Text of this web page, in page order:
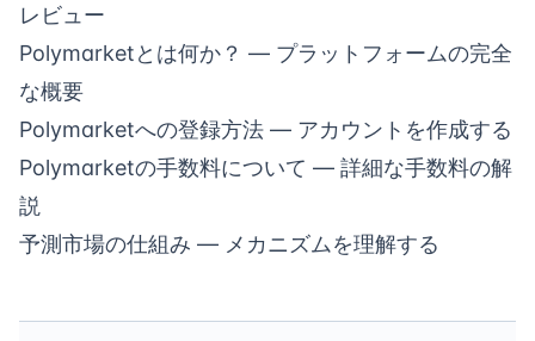
レビュー
Polymarketとは何か？ — プラットフォームの完全
な概要
Polymarketへの登録方法 — アカウントを作成する
Polymarketの手数料について — 詳細な手数料の解
説
予測市場の仕組み — メカニズムを理解する